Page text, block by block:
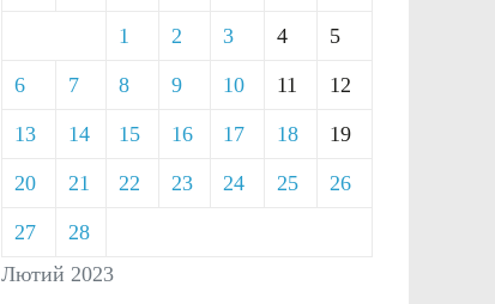
Лютий 2023
1 2 3 4 5
6 7 8 9 10 11 12
13 14 15 16 17 18 19
20 21 22 23 24 25 26
27 28